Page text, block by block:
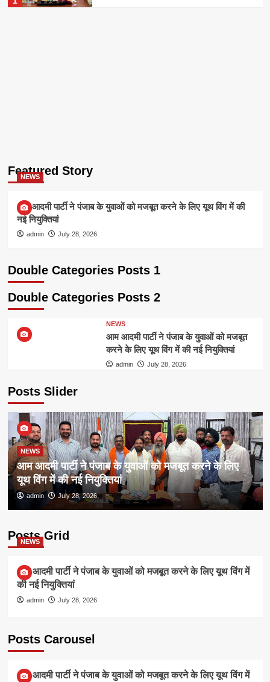
Featured Story
NEWS
आम आदमी पार्टी ने पंजाब के युवाओं को मजबूत करने के लिए यूथ विंग में की
नई नियुक्तियां
admin July 28, 2026
Double Categories Posts 1
Double Categories Posts 2
NEWS
आम आदमी पार्टी ने पंजाब के युवाओं को मजबूत
करने के लिए यूथ विंग में की नई नियुक्तियां
admin July 28, 2026
Posts Slider
NEWS
आम आदमी पार्टी ने पंजाब के युवाओं को मजबूत करने के लिए
यूथ विंग में की नई नियुक्तियां
admin July 28, 2026
Posts Grid
NEWS
आम आदमी पार्टी ने पंजाब के युवाओं को मजबूत करने के लिए यूथ विंग में
की नई नियुक्तियां
admin July 28, 2026
Posts Carousel
NEWS
आम आदमी पार्टी ने पंजाब के युवाओं को मजबूत करने के लिए यूथ विंग में